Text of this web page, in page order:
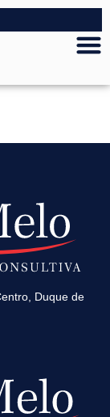
Duque de